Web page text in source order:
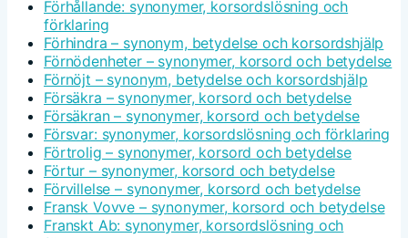
Förhållande: synonymer, korsordslösning och
förklaring
Förhindra – synonym, betydelse och korsordshjälp
Förnödenheter – synonymer, korsord och betydelse
Förnöjt – synonym, betydelse och korsordshjälp
Försäkra – synonymer, korsord och betydelse
Försäkran – synonymer, korsord och betydelse
Försvar: synonymer, korsordslösning och förklaring
Förtrolig – synonymer, korsord och betydelse
Förtur – synonymer, korsord och betydelse
Förvillelse – synonymer, korsord och betydelse
Fransk Vovve – synonymer, korsord och betydelse
Franskt Ab: synonymer, korsordslösning och